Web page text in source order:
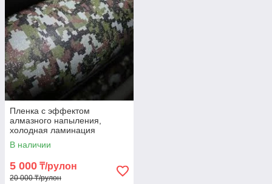
Пленка с эффектом
алмазного напыления,
холодная ламинация
В наличии
5 000 ₸/рулон
20 000 ₸/рулон